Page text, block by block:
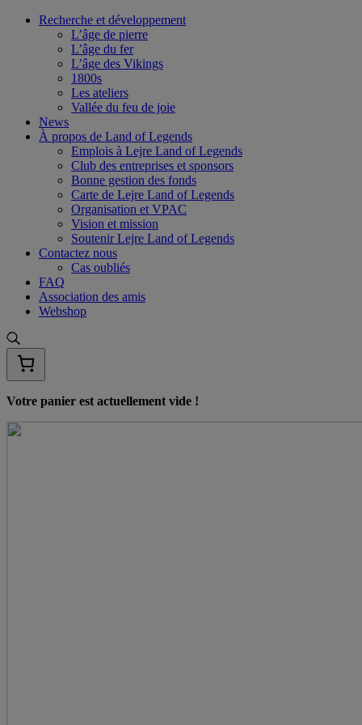
Skip
Recherche et développement
L’âge de pierre
L’âge du fer
L’âge des Vikings
1800s
Les ateliers
Vallée du feu de joie
News
À propos de Land of Legends
Emplois à Lejre Land of Legends
Club des entreprises et sponsors
Bonne gestion des fonds
Carte de Lejre Land of Legends
Organisation et VPAC
Vision et mission
Soutenir Lejre Land of Legends
Contactez nous
Cas oubliés
FAQ
Association des amis
Webshop
Votre panier est actuellement vide !